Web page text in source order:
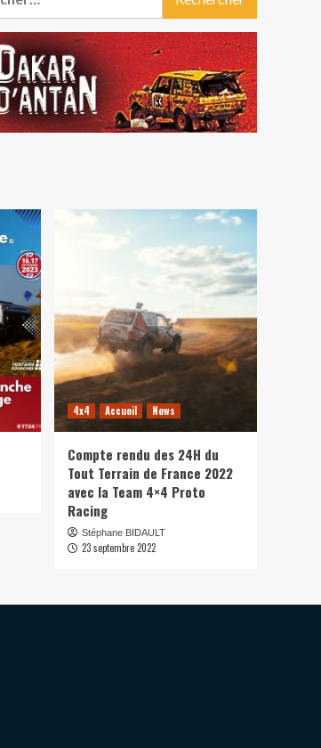
4x4 Accueil News
Compte rendu des 24H du
Tout Terrain de France 2022
avec la Team 4×4 Proto
Racing
Stéphane BIDAULT
23 septembre 2022